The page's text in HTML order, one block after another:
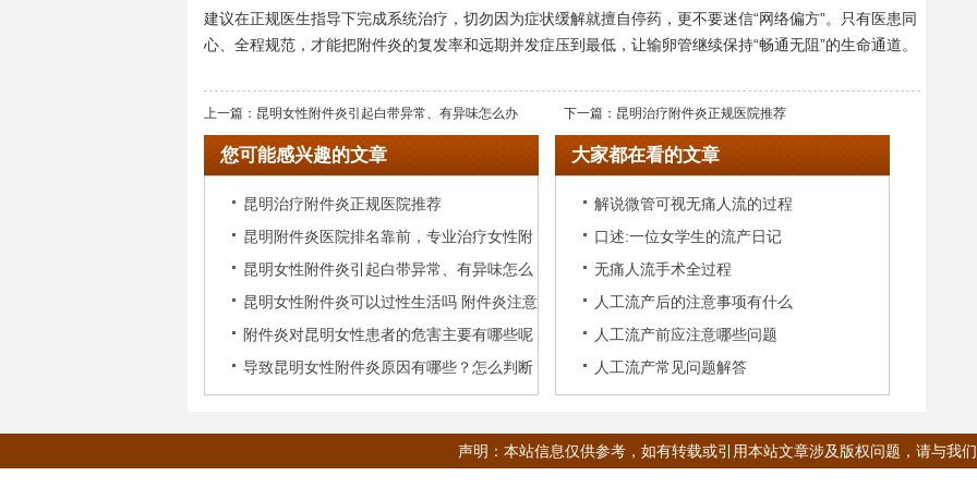
建议在正规医生指导下完成系统治疗，切勿因为症状缓解就擅自停药，更不要迷信“网络偏方”。只有医患同
心、全程规范，才能把附件炎的复发率和远期并发症压到最低，让输卵管继续保持“畅通无阻”的生命通道。
上一篇： 昆明女性附件炎引起白带异常、有异味怎么办 下一篇： 昆明治疗附件炎正规医院推荐
您可能感兴趣的文章 大家都在看的文章
昆明治疗附件炎正规医院推荐
昆明附件炎医院排名靠前，专业治疗女性附
件炎
昆明女性附件炎引起白带异常、有异味怎么
办
昆明女性附件炎可以过性生活吗 附件炎注意
事项
附件炎对昆明女性患者的危害主要有哪些呢
导致昆明女性附件炎原因有哪些？怎么判断
是否患了附件炎？
解说微管可视无痛人流的过程
口述:一位女学生的流产日记
无痛人流手术全过程
人工流产后的注意事项有什么
人工流产前应注意哪些问题
人工流产常见问题解答
声明：本站信息仅供参考，如有转载或引用本站文章涉及版权问题，请与我